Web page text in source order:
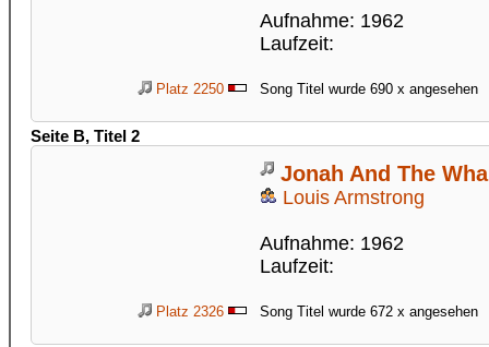
Aufnahme: 1962
Laufzeit:
Platz 2250 Song Titel wurde 690 x angesehen
Seite B, Titel 2
Jonah And The
Louis Armstrong
Aufnahme: 1962
Laufzeit:
Platz 2326 Song Titel wurde 672 x angesehen